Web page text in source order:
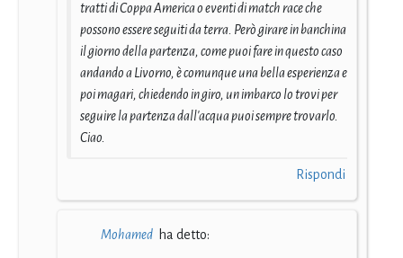
tratti di Coppa America o eventi di match race che
possono essere seguiti da terra. Però girare in banchina
il giorno della partenza, come puoi fare in questo caso
andando a Livorno, è comunque una bella esperienza e
poi magari, chiedendo in giro, un imbarco lo trovi per
seguire la partenza dall'acqua puoi sempre trovarlo.
Ciao.
Rispondi
Mohamed ha detto: